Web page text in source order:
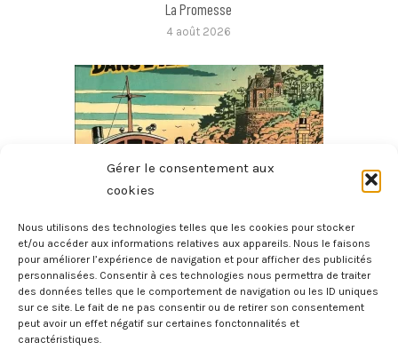
Gérer le consentement aux
cookies
Nous utilisons des technologies telles que les cookies pour stocker
et/ou accéder aux informations relatives aux appareils. Nous le faisons
pour améliorer l’expérience de navigation et pour afficher des publicités
personnalisées. Consentir à ces technologies nous permettra de traiter
des données telles que le comportement de navigation ou les ID uniques
sur ce site. Le fait de ne pas consentir ou de retirer son consentement
peut avoir un effet négatif sur certaines fonctonnalités et
caractéristiques.
La Promesse
4 août 2026
Nestor Burma Dans L’île
1 août 2026